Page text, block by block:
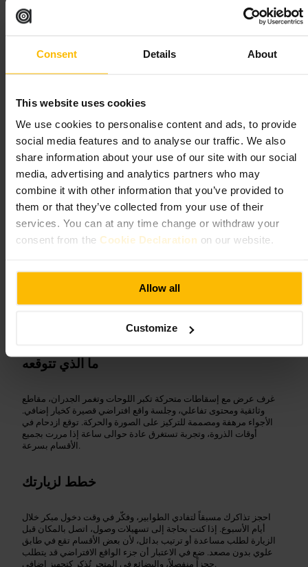
Consent Details About
This website uses cookies
We use cookies to personalise content and ads, to provide
social media features and to analyse our traffic. We also
share information about your use of our site with our social
media, advertising and analytics partners who may
combine it with other information that you’ve provided to
them or that they’ve collected from your use of their
services. You can at any time change or withdraw your
consent from the Cookie Declaration on our website.
Allow all
Customize
احترم قواعد التصوير واطلب إذن قبل تصوير الأعمال داخل القاعة.
الجولات
٤٫٢
٥
الصورة / Andrea Landi
“تجربة فان جوخ بطريقة بصرية وغامرة”
ما الذي تتوقعه
غرف عرض مع إسقاطات متحركة تكبر اللوحات وتغمر الجدران، مقاطع
وثائقية ومحتوى تفاعلي، وجلسة واقع افتراضي قصيرة كخيار إضافي.
الأجواء مرهفة ومصممة للتركيز على الصورة والحركة. توقع ازدحام في
أوقات الذروة، وتجربة تستغرق عادة حوالى ساعة إذا مررت بجميع
الأقسام بسرعة.
خطط لزيارتك
احجز تذاكرك مسبقاً لتفادي الطوابير، وفكّر في وقت دخول مبكر خلال
أيام الأسبوع. إذا كنت بحاجة إلى تسهيلات وصول، اتصل بالمكان قبل
الزيارة لطلب مساعدة أو ترتيب بدائل، لأن بعض الأقسام تقع في طابق
علوي بدون مصعد. ضع في الاعتبار أن جزء الواقع الافتراضي قد يتطلب
حجزاً منفصلاً، والبضائع في المتجر تُذكر كتجهيز إضافي.